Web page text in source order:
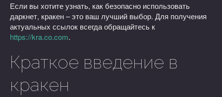
Если вы хотите узнать, как безопасно использовать
даркнет, кракен – это ваш лучший выбор. Для получения
актуальных ссылок всегда обращайтесь к
https://kra.co.com.
Краткое введение в
кракен